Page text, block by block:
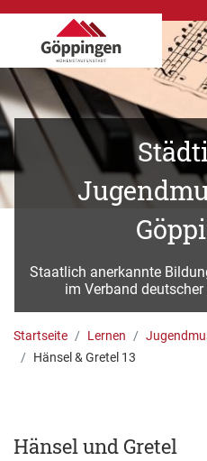
Staatlich anerkannte
im Verband
Startseite Lernen
Hänsel & Gretel 13
Hänsel und Gretel